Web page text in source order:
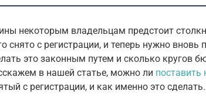
некоторым владельцам предстоит
снято с регистрации, и теперь нужно вновь
это законным путем и сколько кругов
в нашей статье, можно ли поставить
с регистрации, и как именно это сделать.